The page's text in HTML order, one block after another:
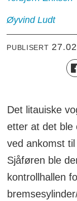
Øyvind Ludt
PUBLISERT
Det litauiske
etter at det ble
ved ankomst
Sjåføren ble
kontrollhallen